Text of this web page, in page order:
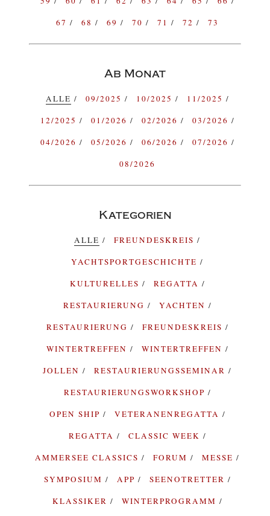
67
68 69 70 71 72 73
Ab Monat
ALLE 09/2025 10/2025
11/2025
12/2025
01/2026 02/2026
03/2026
04/2026
05/2026 06/2026
07/2026
08/2026
Kategorien
ALLE
FREUNDESKREIS
YACHTSPORTGESCHICHTE
KULTURELLES
REGATTA
RESTAURIERUNG
YACHTEN
RESTAURIERUNG
FREUNDESKREIS
WINTERTREFFEN
WINTERTREFFEN
JOLLEN
RESTAURIERUNGSSEMINAR
RESTAURIERUNGSWORKSHOP
OPEN SHIP
VETERANENREGATTA
REGATTA
CLASSIC WEEK
AMMERSEE CLASSICS
FORUM
MESSE
SYMPOSIUM
APP
SEENOTRETTER
KLASSIKER
WINTERPROGRAMM